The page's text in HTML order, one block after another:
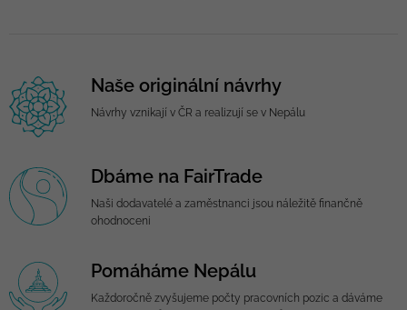
Naše originální návrhy
Návrhy vznikají v ČR a realizují se v Nepálu
Dbáme na FairTrade
Naši dodavatelé a zaměstnanci jsou náležitě finančně
ohodnoceni
Pomáháme Nepálu
Každoročně zvyšujeme počty pracovních pozic a dáváme